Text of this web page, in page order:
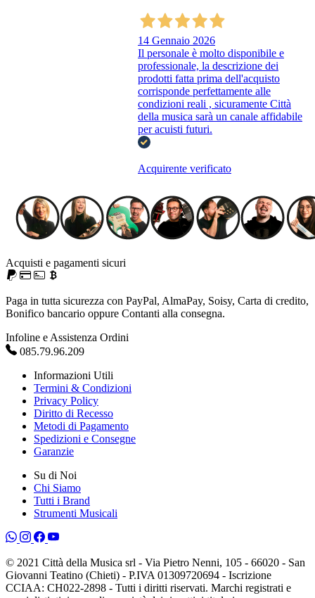
14 Gennaio 2026
Il personale è molto disponibile e
professionale, la descrizione dei
prodotti fatta prima dell'acquisto
corrisponde perfettamente alle
condizioni reali , sicuramente Città
della musica sarà un canale affidabile
per acuisti futuri.
Acquirente verificato
Acquisti e pagamenti sicuri
Paga in tutta sicurezza con PayPal, AlmaPay, Soisy, Carta di credito,
Bonifico bancario oppure Contanti alla consegna.
Infoline e Assistenza Ordini
085.79.96.209
Informazioni Utili
Termini & Condizioni
Privacy Policy
Diritto di Recesso
Metodi di Pagamento
Spedizioni e Consegne
Garanzie
Su di Noi
Chi Siamo
Tutti i Brand
Strumenti Musicali
© 2021 Città della Musica srl - Via Pietro Nenni, 105 - 66020 - San
Giovanni Teatino (Chieti) - P.IVA 01309720694 - Iscrizione
CCIAA: CH022-2898 - Tutti i diritti riservati. Marchi registrati e